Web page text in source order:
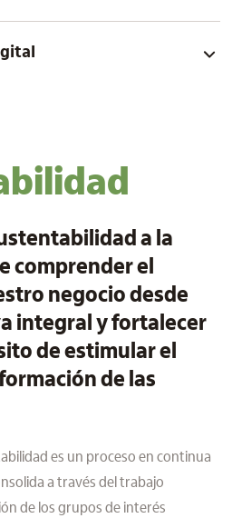
a la
comprender el
negocio desde
integral y fortalecer
de estimular el
de las
es un proceso en continua
a través del trabajo
de los grupos de interés